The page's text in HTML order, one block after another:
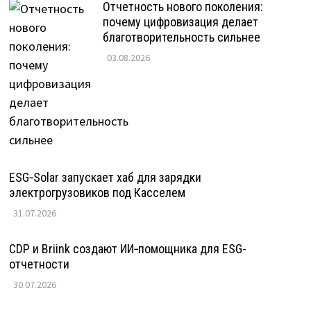
Отчетность нового поколения:
почему цифровизация делает
благотворительность сильнее
03.08.2026
ESG‑Solar запускает хаб для зарядки
электрогрузовиков под Касселем
31.07.2026
CDP и Briink создают ИИ‑помощника для ESG-
отчетности
30.07.2026